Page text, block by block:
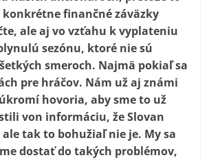
konkrétne finančné záväzky
ale aj vo vzťahu k vyplateniu
sezónu, ktoré nie sú
smeroch. Najmä pokiaľ sa
pre hráčov. Nám už aj známi
hovoria, aby sme to už
von informáciu, že Slovan
ale tak to bohužiaľ nie je. My sa
dostať do takých problémov,